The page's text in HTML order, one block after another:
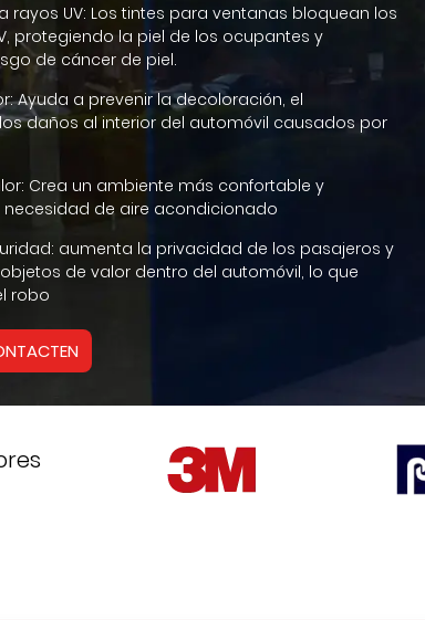
rayos UV: Los tintes para ventanas bloquean los
protegiendo la piel de los ocupantes y
de cáncer de piel.
Ayuda a prevenir la decoloración, el
daños al interior del automóvil causados ​​por
Crea un ambiente más confortable y
necesidad de aire acondicionado
aumenta la privacidad de los pasajeros y
de valor dentro del automóvil, lo que
robo